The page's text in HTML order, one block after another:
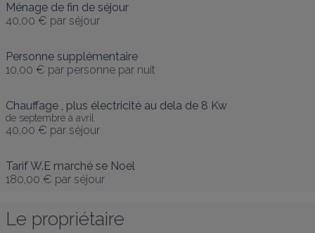
Ménage de fin de séjour
40,00 € par séjour
Personne supplémentaire
10,00 € par personne par nuit
Chauffage , plus électricité au dela de 8 Kw
de septembre à avril
40,00 € par séjour
Tarif W.E marché se Noel
180,00 € par séjour
Le propriétaire